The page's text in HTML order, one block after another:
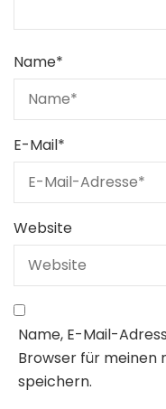
Name*
E-Mail*
Website
Name, E-Mail-
Browser für
speichern.